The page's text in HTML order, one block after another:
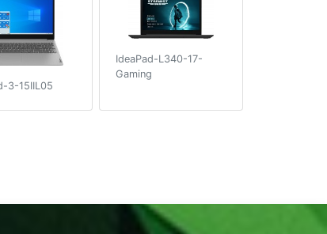
3-15IIL05
IdeaPad-L340-17-
Gaming